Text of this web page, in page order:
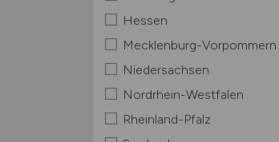
Hessen
Mecklenburg-Vorpommern
Niedersachsen
Nordrhein-Westfalen
Rheinland-Pfalz